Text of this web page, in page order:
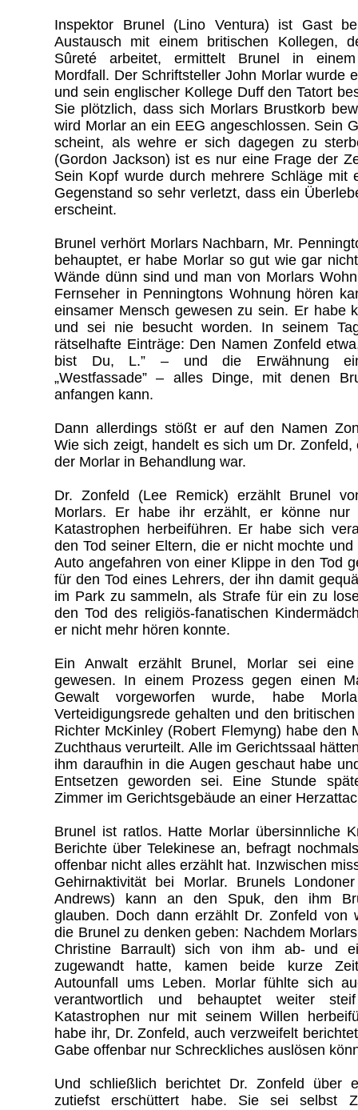
Inspektor Brunel (Lino Ventura) ist Gast
Austausch mit einem britischen Kollegen,
Sûreté arbeitet, ermittelt Brunel in einem
Mordfall. Der Schriftsteller John Morlar wurde
und sein englischer Kollege Duff den Tatort
Sie plötzlich, dass sich Morlars Brustkorb
wird Morlar an ein EEG angeschlossen. Sein
scheint, als wehre er sich dagegen zu
(Gordon Jackson) ist es nur eine Frage der
Sein Kopf wurde durch mehrere Schläge mit
Gegenstand so sehr verletzt, dass ein
erscheint.
Brunel verhört Morlars Nachbarn, Mr.
behauptet, er habe Morlar so gut wie gar
Wände dünn sind und man von Morlars
Fernseher in Penningtons Wohnung hören
einsamer Mensch gewesen zu sein. Er habe
und sei nie besucht worden. In seinem
rätselhafte Einträge: Den Namen Zonfeld
bist Du, L.” – und die Erwähnung
„Westfassade” – alles Dinge, mit denen
anfangen kann.
Dann allerdings stößt er auf den Namen
Wie sich zeigt, handelt es sich um Dr.
der Morlar in Behandlung war.
Dr. Zonfeld (Lee Remick) erzählt Brunel
Morlars. Er habe ihr erzählt, er könne nur
Katastrophen herbeiführen. Er habe sich
den Tod seiner Eltern, die er nicht mochte
Auto angefahren von einer Klippe in den Tod
für den Tod eines Lehrers, der ihn damit
im Park zu sammeln, als Strafe für ein zu
den Tod des religiös-fanatischen
er nicht mehr hören konnte.
Ein Anwalt erzählt Brunel, Morlar sei eine
gewesen. In einem Prozess gegen einen
Gewalt vorgeworfen wurde, habe
Verteidigungsrede gehalten und den
Richter McKinley (Robert Flemyng) habe den
Zuchthaus verurteilt. Alle im Gerichtssaal
ihm daraufhin in die Augen geschaut habe
Entsetzen geworden sei. Eine Stunde
Zimmer im Gerichtsgebäude an einer
Brunel ist ratlos. Hatte Morlar übersinnliche
Berichte über Telekinese an, befragt
offenbar nicht alles erzählt hat. Inzwischen
Gehirnaktivität bei Morlar. Brunels
Andrews) kann an den Spuk, den ihm
glauben. Doch dann erzählt Dr. Zonfeld von
die Brunel zu denken geben: Nachdem
Christine Barrault) sich von ihm ab- und
zugewandt hatte, kamen beide kurze
Autounfall ums Leben. Morlar fühlte sich
verantwortlich und behauptet weiter
Katastrophen nur mit seinem Willen
habe ihr, Dr. Zonfeld, auch verzweifelt
Gabe offenbar nur Schreckliches auslösen
Und schließlich berichtet Dr. Zonfeld über
zutiefst erschüttert habe. Sie sei selbst